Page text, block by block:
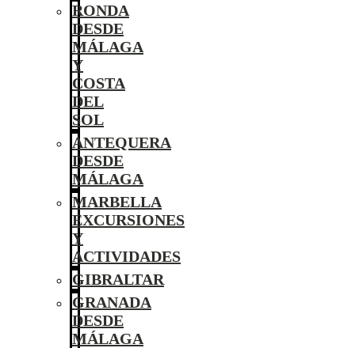
RONDA
DESDE
MÁLAGA
Y
COSTA
DEL
SOL
ANTEQUERA
DESDE
MÁLAGA
MARBELLA
EXCURSIONES
Y
ACTIVIDADES
GIBRALTAR
GRANADA
DESDE
MÁLAGA